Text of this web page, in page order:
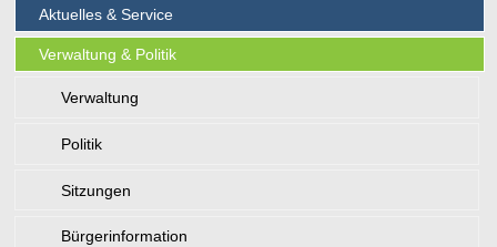
Aktuelles & Service
Verwaltung & Politik
Verwaltung
Politik
Sitzungen
Bürgerinformation